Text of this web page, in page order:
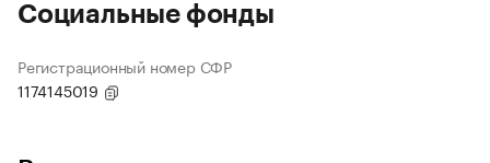
Социальные фонды
Регистрационный номер СФР
1174145019